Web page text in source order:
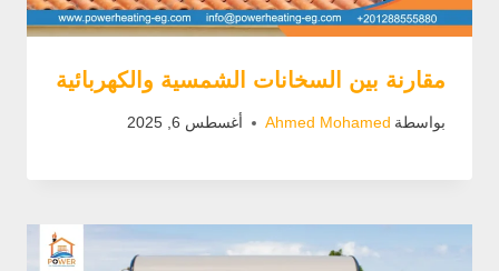
مقارنة بين السخانات الشمسية والكهربائية
بواسطة Ahmed Mohamed أغسطس 6, 2025